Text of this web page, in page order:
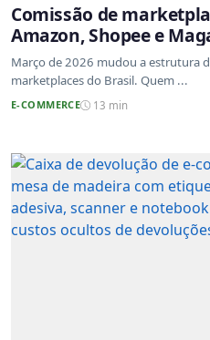
Comissão de
Amazon, Shopee e
atualizadas
Março de 2026 mudou a estrutura
marketplaces do Brasil. Quem ...
E-COMMERCE 13 min